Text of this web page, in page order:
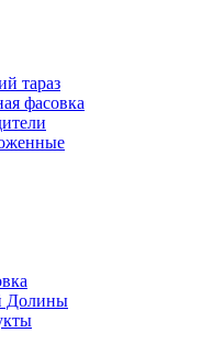
тараз
фасовка
Долины